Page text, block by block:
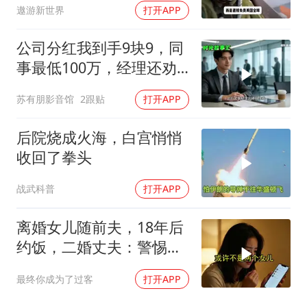
改名后的“青海拉面”店
东方之约 相约未来
遨游新世界 打开APP
公司分红我到手9块9，同
事最低100万，经理还劝
我续签，我笑了：不签了
苏有朋影音馆 2跟贴 打开APP
后院烧成火海，白宫悄悄
收回了拳头
战武科普 打开APP
离婚女儿随前夫，18年后
约饭，二婚丈夫：警惕骗
最终你成为了过客 打开APP